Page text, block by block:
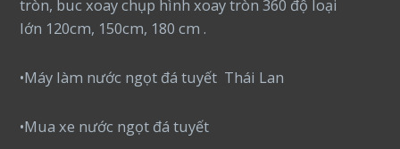
tròn, buc xoay chụp hình xoay tròn 360 độ loại
lớn 120cm, 150cm, 180 cm .
•Máy làm nước ngọt đá tuyết Thái Lan
•Mua xe nước ngọt đá tuyết